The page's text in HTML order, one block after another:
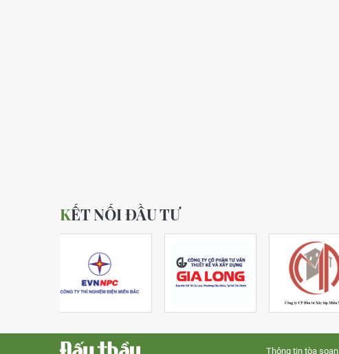
KẾT NỐI ĐẦU TƯ
Thông tin tòa soạn